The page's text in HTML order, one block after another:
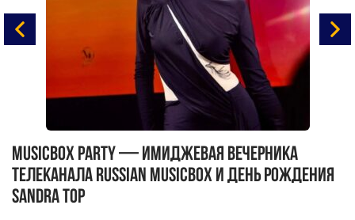
MUSICBOX PARTY — имиджевая вечерника
телеканала RUSSIAN MUSICBOX и день рождения
Sandra Top